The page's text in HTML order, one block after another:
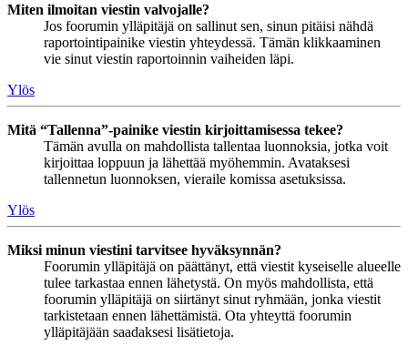
Miten ilmoitan viestin valvojalle?
Jos foorumin ylläpitäjä on sallinut sen, sinun pitäisi nähdä
raportointipainike viestin yhteydessä. Tämän klikkaaminen
vie sinut viestin raportoinnin vaiheiden läpi.
Ylös
Mitä “Tallenna”-painike viestin kirjoittamisessa tekee?
Tämän avulla on mahdollista tallentaa luonnoksia, jotka voit
kirjoittaa loppuun ja lähettää myöhemmin. Avataksesi
tallennetun luonnoksen, vieraile komissa asetuksissa.
Ylös
Miksi minun viestini tarvitsee hyväksynnän?
Foorumin ylläpitäjä on päättänyt, että viestit kyseiselle alueelle
tulee tarkastaa ennen lähetystä. On myös mahdollista, että
foorumin ylläpitäjä on siirtänyt sinut ryhmään, jonka viestit
tarkistetaan ennen lähettämistä. Ota yhteyttä foorumin
ylläpitäjään saadaksesi lisätietoja.